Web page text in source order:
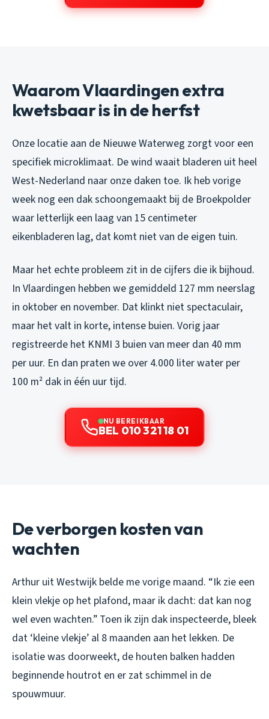
Waarom Vlaardingen extra
kwetsbaar is in de herfst
Onze locatie aan de Nieuwe Waterweg zorgt voor een
specifiek microklimaat. De wind waait bladeren uit heel
West-Nederland naar onze daken toe. Ik heb vorige
week nog een dak schoongemaakt bij de Broekpolder
waar letterlijk een laag van 15 centimeter
eikenbladeren lag, dat komt niet van de eigen tuin.
Maar het echte probleem zit in de cijfers die ik bijhoud.
In Vlaardingen hebben we gemiddeld 127 mm neerslag
in oktober en november. Dat klinkt niet spectaculair,
maar het valt in korte, intense buien. Vorig jaar
registreerde het KNMI 3 buien van meer dan 40 mm
per uur. En dan praten we over 4.000 liter water per
100 m² dak in één uur tijd.
NU BEREIKBAAR
BEL 010 321 18 01
De verborgen kosten van
wachten
Arthur uit Westwijk belde me vorige maand. “Ik zie een
klein vlekje op het plafond, maar ik dacht: dat kan nog
wel even wachten.” Toen ik zijn dak inspecteerde, bleek
dat ‘kleine vlekje’ al 8 maanden aan het lekken. De
isolatie was doorweekt, de houten balken hadden
beginnende houtrot en er zat schimmel in de
spouwmuur.